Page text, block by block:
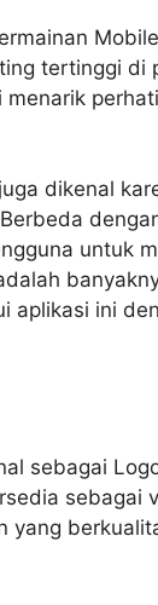
tertinggi di
dikenal
untuk
aplikasi ini
sebagai
sebagai
yang